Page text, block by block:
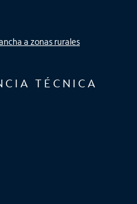
a zonas rurales
TÉCNICA